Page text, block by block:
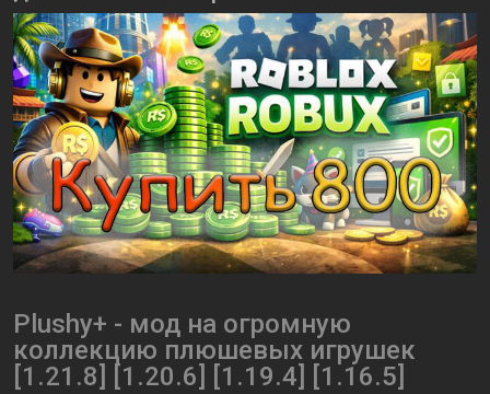
Plushy+ - мод на огромную
коллекцию плюшевых игрушек
[1.21.8] [1.20.6] [1.19.4] [1.16.5]